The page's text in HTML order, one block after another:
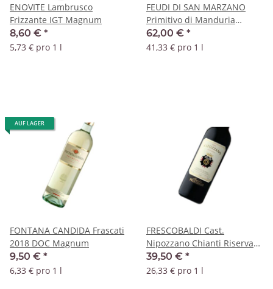
ENOVITE Lambrusco
Frizzante IGT Magnum
8,60 € *
5,73 € pro 1 l
FEUDI DI SAN MARZANO
Primitivo di Manduria
Sessantanni 2017 DOC
Magnum
62,00 € *
41,33 € pro 1 l
AUF LAGER
FONTANA CANDIDA Frascati
2018 DOC Magnum
9,50 € *
6,33 € pro 1 l
FRESCOBALDI Cast.
Nipozzano Chianti Riserva
Rufina 2013 DOCG Magnum
39,50 € *
26,33 € pro 1 l